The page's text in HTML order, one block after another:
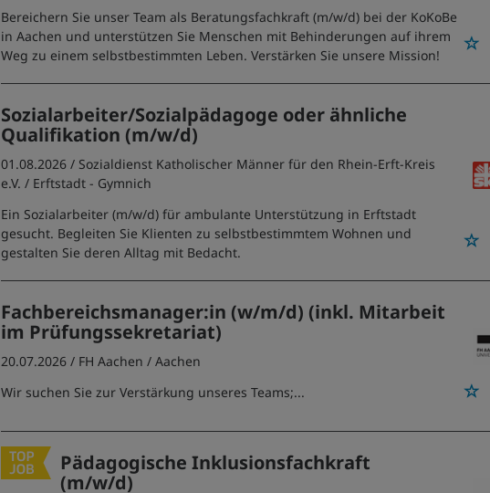
Bereichern Sie unser Team als Beratungsfachkraft (m/w/d) bei der KoKoBe
in Aachen und unterstützen Sie Menschen mit Behinderungen auf ihrem
Weg zu einem selbstbestimmten Leben. Verstärken Sie unsere Mission!
Sozialarbeiter/Sozialpädagoge oder ähnliche
Qualifikation (m/w/d)
01.08.2026 / Sozialdienst Katholischer Männer für den Rhein-Erft-Kreis
e.V. / Erftstadt - Gymnich
Ein Sozialarbeiter (m/w/d) für ambulante Unterstützung in Erftstadt
gesucht. Begleiten Sie Klienten zu selbstbestimmtem Wohnen und
gestalten Sie deren Alltag mit Bedacht.
Fachbereichsmanager:in (w/m/d) (inkl. Mitarbeit
im Prüfungssekretariat)
20.07.2026 / FH Aachen / Aachen
Wir suchen Sie zur Verstärkung unseres Teams;...
Pädagogische Inklusionsfachkraft
(m/w/d)